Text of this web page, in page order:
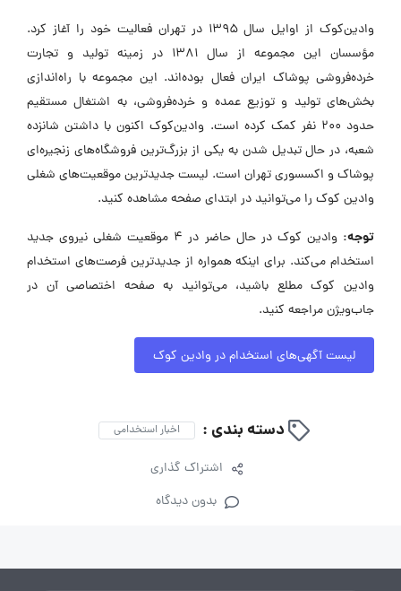
وادین‌کوک از اوایل سال ۱۳۹۵ در تهران فعالیت خود را آغاز کرد.
مؤسسان این مجموعه از سال ۱۳۸۱ در زمینه تولید و تجارت
خرده‌فروشی پوشاک ایران فعال بوده‌اند. این مجموعه با راه‌اندازی
بخش‌های تولید و توزیع عمده و خرده‌فروشی، به اشتغال مستقیم
حدود ۲۰۰ نفر کمک کرده است. وادین‌کوک اکنون با داشتن شانزده
شعبه، در حال تبدیل شدن به یکی از بزرگ‌ترین فروشگاه‌های زنجیره‌ای
پوشاک و اکسسوری تهران است. لیست جدیدترین موقعیت‌های شغلی
وادین کوک را می‌توانید در ابتدای صفحه مشاهده کنید.
توجه:
وادین کوک در حال حاضر در ۴ موقعیت شغلی نیروی جدید
استخدام می‌کند. برای اینکه همواره از جدیدترین فرصت‌های استخدام
وادین کوک مطلع باشید، می‌توانید به صفحه اختصاصی آن در
جاب‌ویژن مراجعه کنید.
لیست آگهی‌های استخدام در وادین کوک
دسته بندی : اخبار استخدامی
اشتراک گذاری
بدون دیدگاه